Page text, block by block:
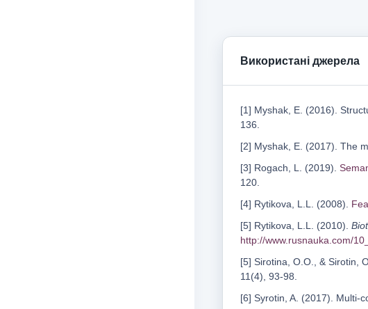
Використані джерела
[1] Myshak, E. (2016).
136.
[2] Myshak, E. (2017). The
[3] Rogach, L. (2019).
120.
[4] Rytikova, L.L. (2008).
[5] Rytikova, L.L. (2010).
http://www.rusnauka.com/
[5] Sirotina, O.O., & Sirotin,
11(4), 93-98.
[6] Syrotin, A. (2017). Multi-